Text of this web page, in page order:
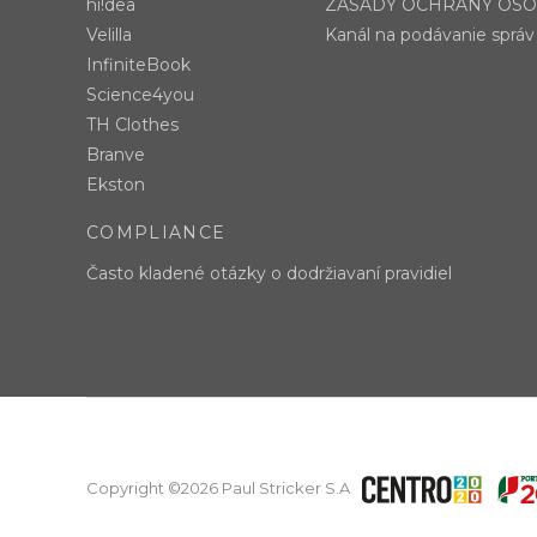
hi!dea
Velilla
InfiniteBook
Science4you
TH Clothes
Branve
Ekston
ZÁSADY OCHRANY
Kanál na podávanie
COMPLIANCE
Často kladené otázky o dodržiavaní pravidiel
Copyright ©2026 Paul Stricker S.A